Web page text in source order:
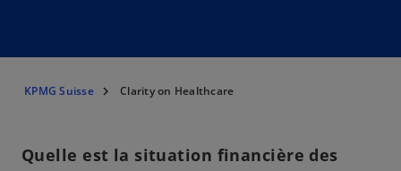
KPMG Suisse Clarity on Healthcare
Quelle est la situation financière des